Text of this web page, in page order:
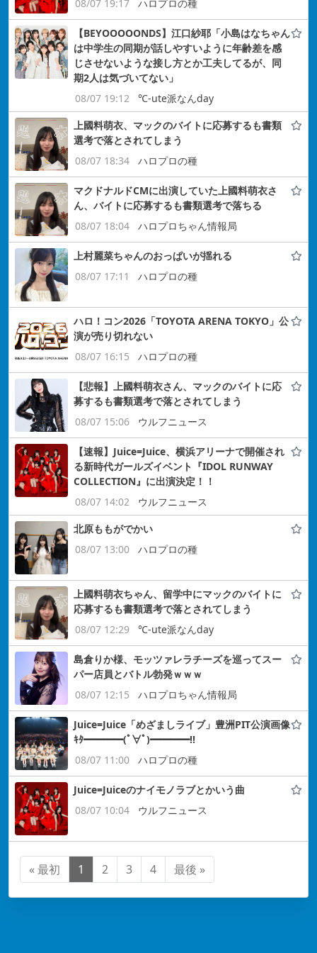
08/07 19:17 ハロプロの種
【BEYOOOOONDS】江口紗耶「小島はなちゃん
は中学生の同期が話しやすいように年齢差を感
じさせないような接し方とか工夫してるが、同
期2人は気づいてない」
08/07 19:12
℃-ute派なんday
上國料萌衣、マックのバイトに応募するも書類
選考で落とされてしまう
08/07 18:34
ハロプロの種
マクドナルドCMに出演していた上國料萌衣さ
ん、バイトに応募するも書類選考で落ちる
08/07 18:04
ハロプロちゃん情報局
上村麗菜ちゃんのおっぱいが揺れる
08/07 17:11
ハロプロの種
ハロ！コン2026「TOYOTA ARENA TOKYO」公
演が売り切れない
08/07 16:15
ハロプロの種
【悲報】上國料萌衣さん、マックのバイトに応
募するも書類選考で落とされてしまう
08/07 15:06
ウルフニュース
【速報】Juice=Juice、横浜アリーナで開催され
る新時代ガールズイベント『IDOL RUNWAY
COLLECTION』に出演決定！！
08/07 14:02
ウルフニュース
北原ももがでかい
08/07 13:00
ハロプロの種
上國料萌衣ちゃん、留学中にマックのバイトに
応募するも書類選考で落とされてしまう
08/07 12:29
℃-ute派なんday
島倉りか様、モッツァレラチーズを巡ってスー
パー店員とバトル勃発ｗｗｗ
08/07 12:15
ハロプロちゃん情報局
Juice=Juice「めざましライブ」豊洲PIT公演画像
ｷﾀ━━━━(ﾟ∀ﾟ)━━━━!!
08/07 11:00
ハロプロの種
Juice=Juiceのナイモノラブとかいう曲
08/07 10:04
ウルフニュース
« 最初 1 2 3 4 最後 »